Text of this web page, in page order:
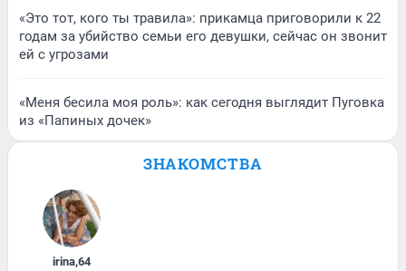
«Это тот, кого ты травила»: прикамца приговорили к 22
годам за убийство семьи его девушки, сейчас он звонит
ей с угрозами
«Меня бесила моя роль»: как сегодня выглядит Пуговка
из «Папиных дочек»
ЗНАКОМСТВА
irina,64